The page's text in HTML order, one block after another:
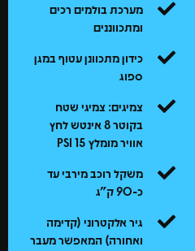
מערכת בולמים רכים
ומתכווננים
כידון מתכוונן עטוף במגן
ספוג
צמיגים: צמיגי שטח
בקוטר 8 אינטש לחץ
אוויר מומלץ 15 PSI
משקל רוכב מירבי עד
כ-90 ק"ג
גיר אלקטרוני (קדימה
ואחורה) המאפשר מעבר